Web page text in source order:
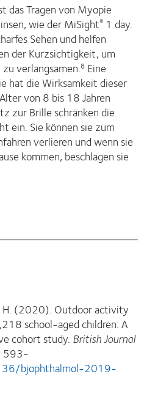
das Tragen von Myopie
wie der MiSight® 1 day.
Sehen und helfen
der Kurzsichtigkeit, um
verlangsamen.8 Eine
hat die Wirksamkeit dieser
von 8 bis 18 Jahren
zur Brille schränken die
ein. Sie können sie zum
verlieren und wenn sie
kommen, beschlagen sie
H. (2020). Outdoor activity
school-aged children: A
cohort study. British Journal
593-
bjophthalmol-2019-